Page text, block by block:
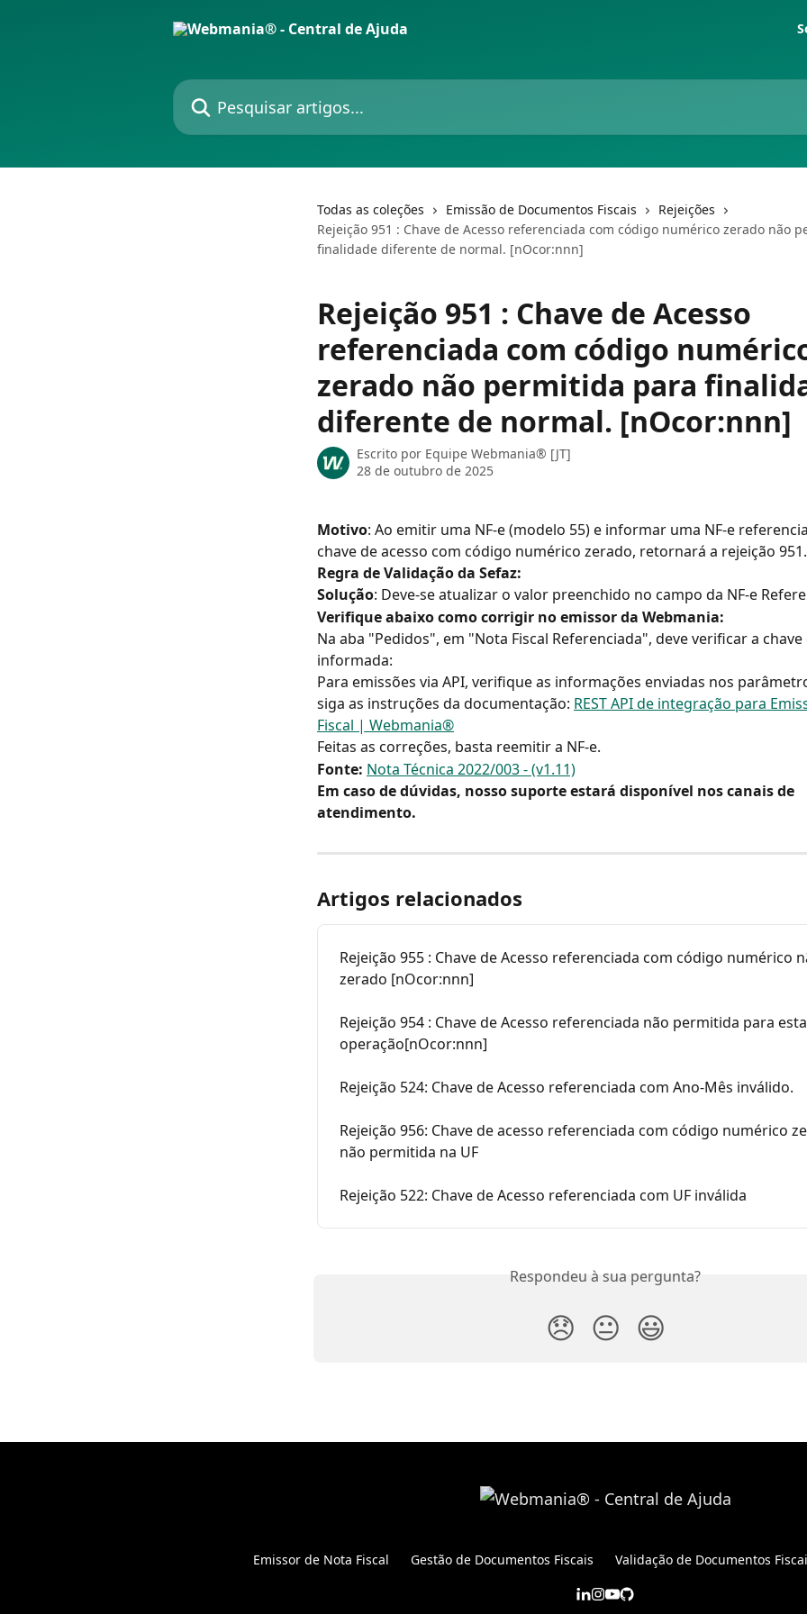
Pesquisar artigos...
Todas as coleções Emissão de Documentos Fiscais
Rejeições
Rejeição 951 : Chave de Acesso referenciada com código numérico zerado não
finalidade diferente de normal. [nOcor:nnn]
Rejeição 951 : Chave de Acesso
referenciada com código
zerado não permitida para
diferente de normal. [nOcor:nnn]
Escrito por Equipe Webmania® [JT]
28 de outubro de 2025
Motivo: Ao emitir uma NF-e (modelo 55) e informar uma NF-e
chave de acesso com código numérico zerado, retornará a rejeição 951.
Regra de Validação da Sefaz:
Solução: Deve-se atualizar o valor preenchido no campo da NF-e
Verifique abaixo como corrigir no emissor da Webmania:
Na aba "Pedidos", em "Nota Fiscal Referenciada", deve verificar a chave
informada:
Para emissões via API, verifique as informações enviadas nos
siga as instruções da documentação: REST API de integração para
Fiscal | Webmania®
Feitas as correções, basta reemitir a NF-e.
Fonte: Nota Técnica 2022/003 - (v1.11)
Em caso de dúvidas, nosso suporte estará disponível nos canais de
atendimento.
Artigos relacionados
Rejeição 955 : Chave de Acesso referenciada com código numérico
zerado [nOcor:nnn]
Rejeição 954 : Chave de Acesso referenciada não permitida para esta
operação[nOcor:nnn]
Rejeição 524: Chave de Acesso referenciada com Ano-Mês inválido.
Rejeição 956: Chave de acesso referenciada com código numérico
não permitida na UF
Rejeição 522: Chave de Acesso referenciada com UF inválida
Respondeu à sua pergunta?
😞 😐 😃
Emissor de Nota Fiscal Gestão de Documentos Fiscais Validação de Documentos